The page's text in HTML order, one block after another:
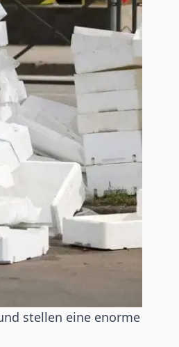
stellen eine enorme